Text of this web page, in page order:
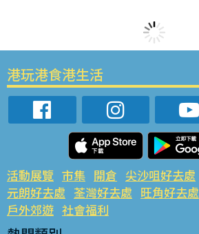
港玩港食港生活
活動展覽 市集 開倉 尖沙咀好去處
元朗好去處 荃灣好去處 旺角好去處
戶外郊遊 社會福利